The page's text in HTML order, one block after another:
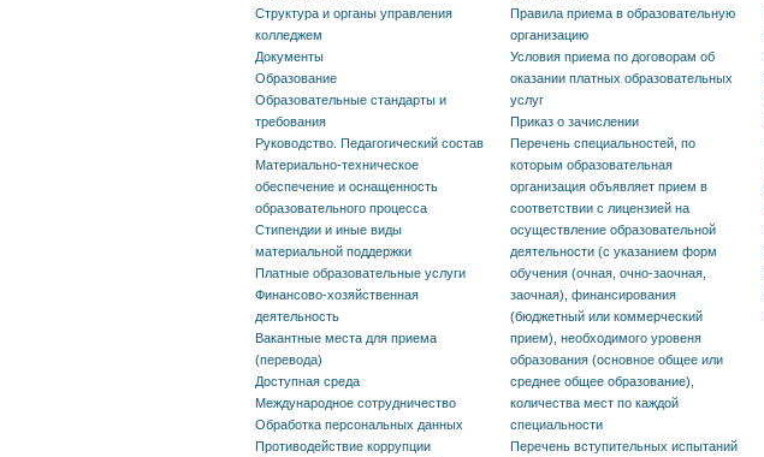
Противодействие
коррупции
Правовые основы
противодействия
экстремизму и терроризму
Вакантные должности
Информационная
безопасность
Олимпиада
Наставничество
Трудоустройство
испытаний
Особенности проведения
вступительных испытаний
для инвалидов и лиц с
ограниченными
возможностями здоровья
Информация о
необходимости (отсутствии
необходимости)
прохождения
поступающими
обязательного
Структура и органы управления
колледжем
Документы
Образование
Образовательные стандарты и
требования
Руководство. Педагогический состав
Материально-техническое
обеспечение и оснащенность
образовательного процесса
Стипендии и иные виды
материальной поддержки
Платные образовательные услуги
Финансово-хозяйственная
деятельность
Вакантные места для приема
(перевода)
Доступная среда
Международное сотрудничество
Обработка персональных данных
Противодействие коррупции
Правила приема в образовательную
организацию
Условия приема по договорам об
оказании платных образовательных
услуг
Приказ о зачислении
Перечень специальностей, по
которым образовательная
организация объявляет прием в
соответствии с лицензией на
осуществление образовательной
деятельности (с указанием форм
обучения (очная, очно-заочная,
заочная), финансирования
(бюджетный или коммерческий
прием), необходимого уровеня
образования (основное общее или
среднее общее образование),
количества мест по каждой
специальности
Перечень вступительных испытаний